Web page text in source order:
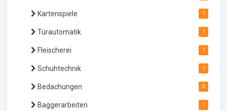
Kartenspiele 1
Türautomatik 1
Fleischerei 1
Schuhtechnik 1
Bedachungen 5
Baggerarbeiten 1